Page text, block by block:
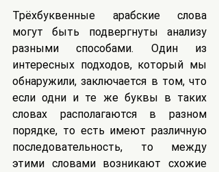
Трёхбуквенные арабские слова
могут быть подвергнуты анализу
разными способами. Один из
интересных подходов, который мы
обнаружили, заключается в том, что
если одни и те же буквы в таких
словах располагаются в разном
порядке, то есть имеют различную
последовательность, то между
этими словами возникают схожие